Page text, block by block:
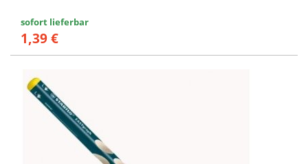
sofort lieferbar
1,39 €